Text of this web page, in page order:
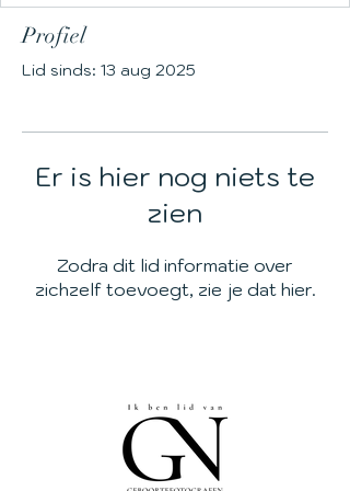
Profiel
Lid sinds: 13 aug 2025
Er is hier nog niets te
zien
Zodra dit lid informatie over
zichzelf toevoegt, zie je dat hier.